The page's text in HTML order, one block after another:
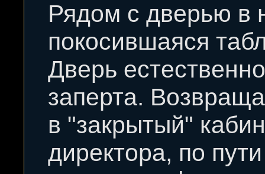
Рядом с дверью в
покосившаяся
Дверь естественно
заперта.
в "закрытый"
директора, по пути